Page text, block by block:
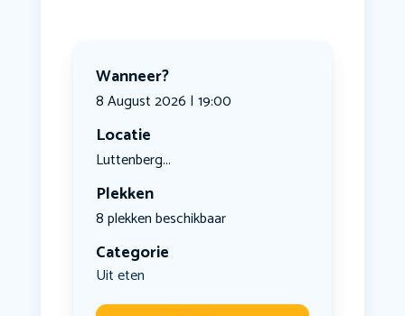
Wanneer?
8 August 2026 | 19:00
Locatie
Luttenberg...
Plekken
8 plekken beschikbaar
Categorie
Uit eten